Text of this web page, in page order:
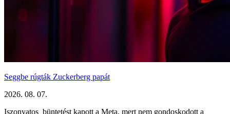
Seggbe rúgták Zuckerberg papát
2026. 08. 07.
Iszonyatos büntetést kapott a Meta, mert nem gondoskodott a